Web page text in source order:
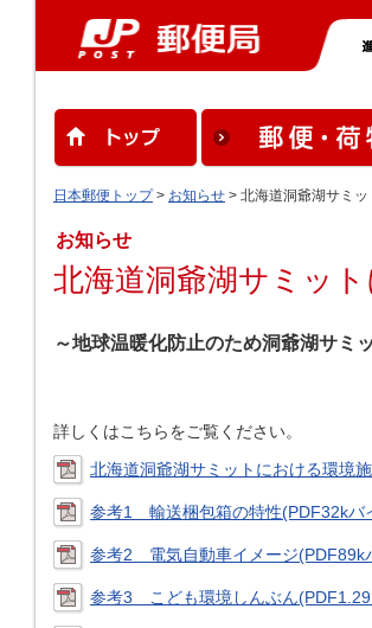
日本郵便トップ> お知らせ > 北海道洞爺湖サミ
お知らせ
北海道洞爺湖サミッ
～地球温暖化防止のため洞爺湖サミ
詳しくはこちらをご覧ください。
北海道洞爺湖サミットにおける環境
参考1 輸送梱包箱の特性(PDF32kバ
参考2 電気自動車イメージ(PDF89k
参考3 こども環境しんぶん